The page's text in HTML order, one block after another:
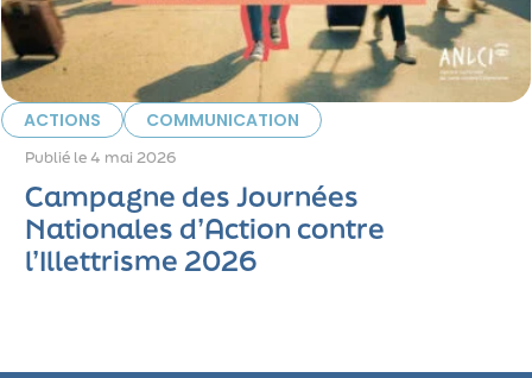
ACTIONS COMMUNICATION
Publié le 4 mai 2026
Campagne des Journées
Nationales d’Action contre
l’Illettrisme 2026